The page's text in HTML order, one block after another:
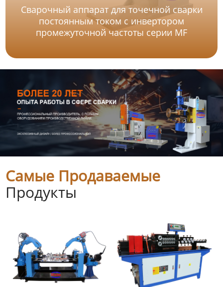
Сварочный аппарат для точечной сварки
постоянным током с инвертором
промежуточной частоты серии MF
Самые Продаваемые
Продукты